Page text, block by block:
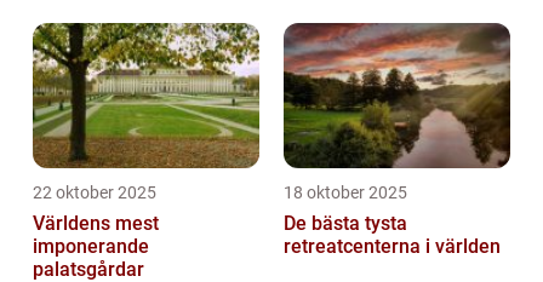
22 oktober 2025
Världens mest
imponerande
palatsgårdar
18 oktober 2025
De bästa tysta
retreatcenterna i världen